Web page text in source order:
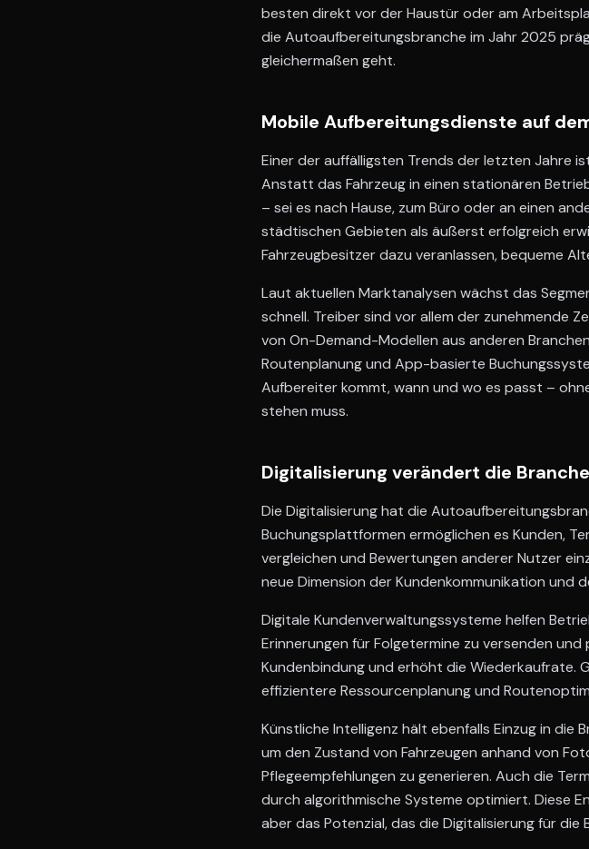
besten direkt vor der Haustür oder am
die Autoaufbereitungsbranche im Jahr 2025
gleichermaßen geht.
Mobile Aufbereitungsdienste auf
Einer der auffälligsten Trends der letzten Jahre
Anstatt das Fahrzeug in einen stationären
– sei es nach Hause, zum Büro oder an einen
städtischen Gebieten als äußerst erfolgreich
Fahrzeugbesitzer dazu veranlassen, bequeme
Laut aktuellen Marktanalysen wächst das
schnell. Treiber sind vor allem der zunehmende
von On-Demand-Modellen aus anderen
Routenplanung und App-basierte
Aufbereiter kommt, wann und wo es passt –
stehen muss.
Digitalisierung verändert die
Die Digitalisierung hat die
Buchungsplattformen ermöglichen es Kunden,
vergleichen und Bewertungen anderer Nutzer
neue Dimension der Kundenkommunikation und
Digitale Kundenverwaltungssysteme helfen
Erinnerungen für Folgetermine zu versenden
Kundenbindung und erhöht die Wiederkaufrate.
effizientere Ressourcenplanung und
Künstliche Intelligenz hält ebenfalls Einzug in
um den Zustand von Fahrzeugen anhand von
Pflegeempfehlungen zu generieren. Auch die
durch algorithmische Systeme optimiert. Diese
aber das Potenzial, das die Digitalisierung für die